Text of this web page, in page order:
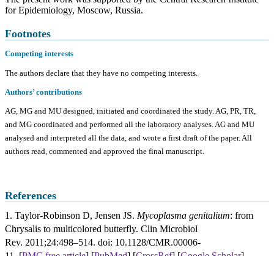
for Epidemiology, Moscow, Russia.
Footnotes
Competing interests
The authors declare that they have no competing interests.
Authors’ contributions
AG, MG and MU designed, initiated and coordinated the study. AG, PR, TR,
and MG coordinated and performed all the laboratory analyses. AG and MU
analysed and interpreted all the data, and wrote a first draft of the paper. All
authors read, commented and approved the final manuscript.
References
1. Taylor-Robinson D, Jensen JS. Mycoplasma genitalium: from
Chrysalis to multicolored butterfly. Clin Microbiol
Rev. 2011;24:498–514. doi: 10.1128/CMR.00006-